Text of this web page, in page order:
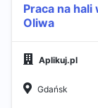
Praca na
Oliwa
Aplikuj.pl
Gdańsk